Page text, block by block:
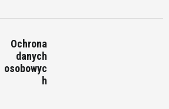
Ochrona
danych
osobowyc
h